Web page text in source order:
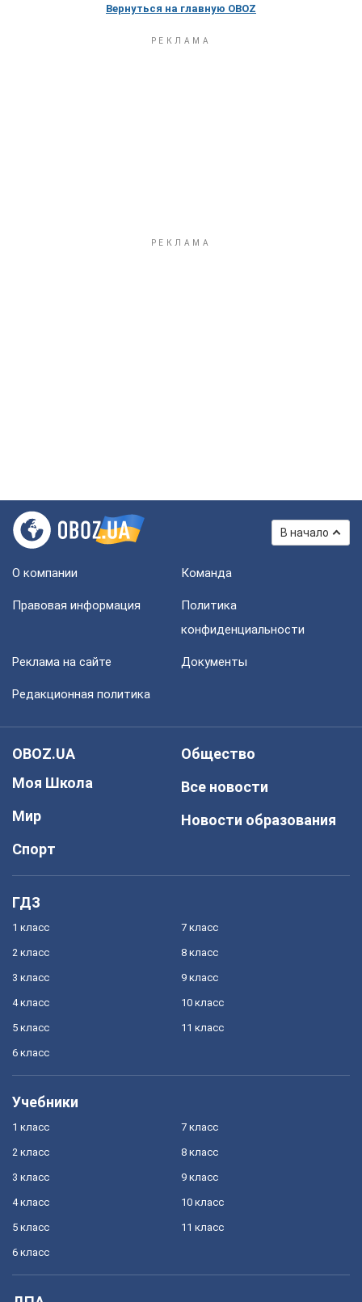
Вернуться на главную OBOZ
В начало
О компании Команда
Правовая информация
Политика
конфиденциальности
Реклама на сайте Документы
Редакционная политика
OBOZ.UA
Моя Школа
Мир
Спорт
Общество
Все новости
Новости образования
ГДЗ
1 класс
2 класс
3 класс
4 класс
5 класс
6 класс
7 класс
8 класс
9 класс
10 класс
11 класс
Учебники
1 класс
2 класс
3 класс
4 класс
5 класс
6 класс
7 класс
8 класс
9 класс
10 класс
11 класс